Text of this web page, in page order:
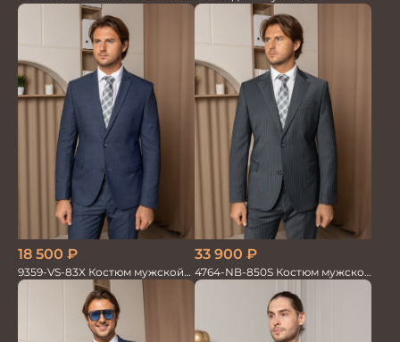
мужской однотон красивый
18 500 ₽
9359-VS-83X Костюм мужской
двойка
33 900 ₽
4764-NB-850S Костюм мужской
двойка в полоску